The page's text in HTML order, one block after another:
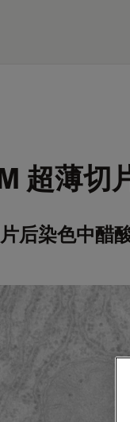
Logo
超薄切
后染色中醋